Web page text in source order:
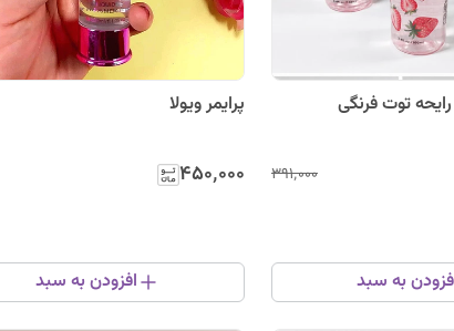
توت فرنگی
۳۹۱٬۰۰۰
به سبد
پرایمر ویولا
۴۵۰٬۰۰۰
افزودن به سبد